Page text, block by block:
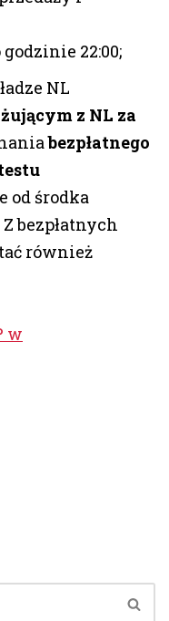
godzinie 22:00;
NL
z NL za
bezpłatnego
od środka
bezpłatnych
również
w